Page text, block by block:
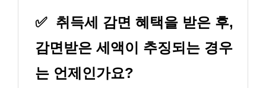
✅ 취득세 감면 혜택을 받은 후,
감면받은 세액이 추징되는 경우
는 언제인가요?